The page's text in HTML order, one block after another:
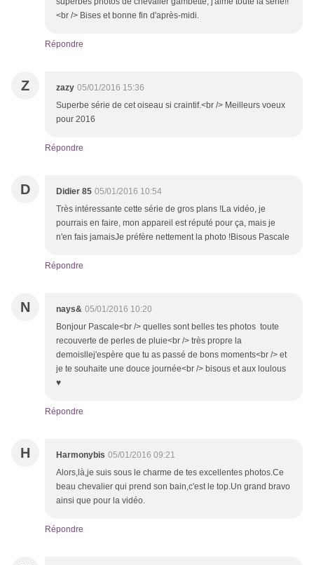
<br /> Bises et bonne fin d'après-midi.
Répondre
Z zazy 05/01/2016 15:36
Superbe série de cet oiseau si craintif.<br /> Meilleurs voeux
pour 2016
Répondre
D Didier 85 05/01/2016 10:54
Très intéressante cette série de gros plans !La vidéo, je
pourrais en faire, mon appareil est réputé pour ça, mais je
n'en fais jamaisJe préfère nettement la photo !Bisous Pascale
Répondre
N nays& 05/01/2016 10:20
Bonjour Pascale<br /> quelles sont belles tes photos toute
recouverte de perles de pluie<br /> très propre la
demoisllej'espère que tu as passé de bons moments<br /> et
je te souhaite une douce journée<br /> bisous et aux loulous
♥
Répondre
H Harmonybis 05/01/2016 09:21
Alors,là,je suis sous le charme de tes excellentes photos.Ce
beau chevalier qui prend son bain,c'est le top.Un grand bravo
ainsi que pour la vidéo.
Répondre